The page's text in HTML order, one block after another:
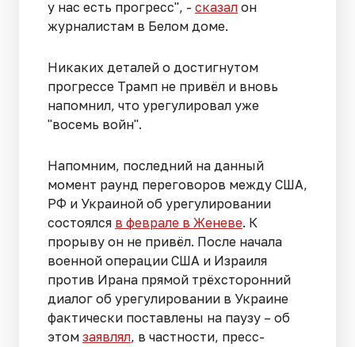
у нас есть прогресс", - сказал он
журналистам в Белом доме.
Никаких деталей о достигнутом
прогрессе Трамп не привёл и вновь
напомнил, что урегулировал уже
"восемь войн".
Напомним, последний на данный
момент раунд переговоров между США,
РФ и Украиной об урегулировании
состоялся в феврале в Женеве. К
прорыву он не привёл. После начала
военной операции США и Израиля
против Ирана прямой трёхсторонний
диалог об урегулировании в Украине
фактически поставлены на паузу – об
этом заявлял, в частности, пресс-